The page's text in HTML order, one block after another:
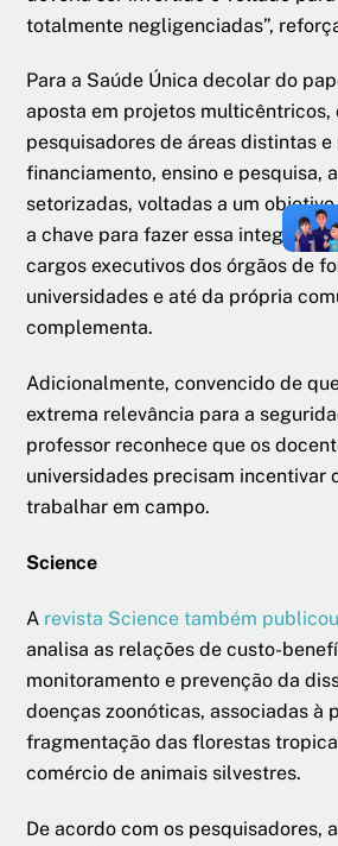
totalmente negligenciadas”,
Para a Saúde Única decolar do
aposta em projetos multicêntricos,
pesquisadores de áreas distintas
financiamento, ensino e pesquisa,
setorizadas, voltadas a um
a chave para fazer essa
cargos executivos dos órgãos de
universidades e até da própria
complementa.
Adicionalmente, convencido de
extrema relevância para a
professor reconhece que os
universidades precisam incentivar
trabalhar em campo.
Science
A revista Science também
analisa as relações de custo-
monitoramento e prevenção da
doenças zoonóticas, associadas à
fragmentação das florestas
comércio de animais silvestres.
De acordo com os pesquisadores,